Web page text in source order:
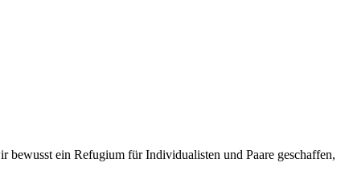
bewusst ein Refugium für Individualisten und Paare geschaffen,